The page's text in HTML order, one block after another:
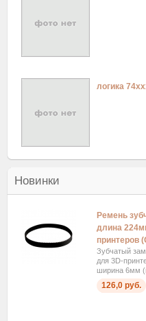
логика
Новинки
Ремень
длина
принтеров
Зубчатый
для 3D-
ширина 6мм
126,0 руб.